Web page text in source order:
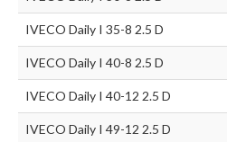
IVECO Daily I 35-8 2.5 D
IVECO Daily I 40-8 2.5 D
IVECO Daily I 40-12 2.5 D
IVECO Daily I 49-12 2.5 D